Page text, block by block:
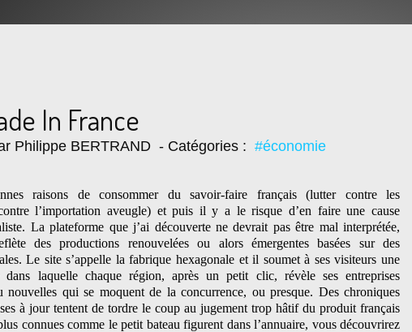
In France
Philippe BERTRAND - Catégories : #économie
raisons de consommer du savoir-faire français (lutter contre les
l’importation aveugle) et puis il y a le risque d’en faire une cause
La plateforme que j’ai découverte ne devrait pas être mal interprétée,
des productions renouvelées ou alors émergentes basées sur des
Le site s’appelle la fabrique hexagonale et il soumet à ses visiteurs une
dans laquelle chaque région, après un petit clic, révèle ses entreprises
nouvelles qui se moquent de la concurrence, ou presque. Des chroniques
à jour tentent de tordre le coup au jugement trop hâtif du produit français
connues comme le petit bateau figurent dans l’annuaire, vous découvrirez